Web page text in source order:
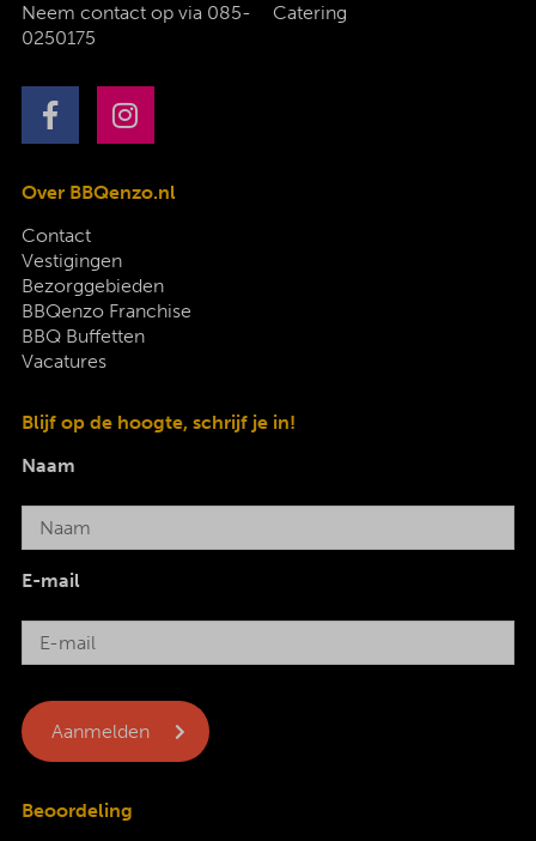
Neem contact op via 085-
0250175
Catering
Over BBQenzo.nl
Contact
Vestigingen
Bezorggebieden
BBQenzo Franchise
BBQ Buffetten
Vacatures
Blijf op de hoogte, schrijf je in!
Naam
E-mail
Beoordeling